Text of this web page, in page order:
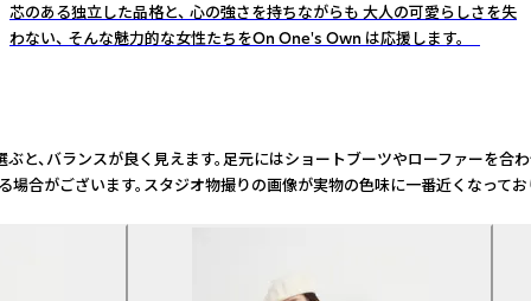
芯のある独立した品格と、 心の強さを持ちながらも 大人の可愛らしさを失
わない、 そんな魅力的な女性たちをOn One's Own は応援します。
ニムを選ぶと、バランスが良く見えます。足元にはショー
がございます。スタジオ物撮りの画像が実物の色味に一番近く